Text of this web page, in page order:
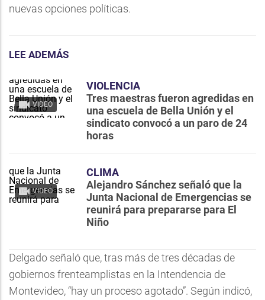
nuevas opciones políticas.
LEE ADEMÁS
VIDEO
VIOLENCIA
Tres maestras fueron agredidas en
una escuela de Bella Unión y el
sindicato convocó a un paro de 24
horas
VIDEO
CLIMA
Alejandro Sánchez señaló que la
Junta Nacional de Emergencias se
reunirá para prepararse para El
Niño
Delgado señaló que, tras más de tres décadas de
gobiernos frenteamplistas en la Intendencia de
Montevideo, “hay un proceso agotado”. Según indicó,